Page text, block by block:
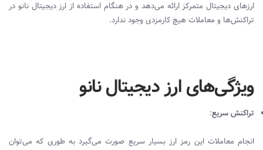
ارزهای دیجیتال متمرکز ارائه می‌دهد و در هنگام استفاده از ارز دیجیتال نانو در
تراکنش‌ها و معاملات هیچ کارمزدی وجود ندارد.
ویژگی‌های ارز دیجیتال نانو
تراکنش سریع:
انجام معاملات این رمز ارز بسیار سریع صورت می‌گیرد به طوری که می‌توان